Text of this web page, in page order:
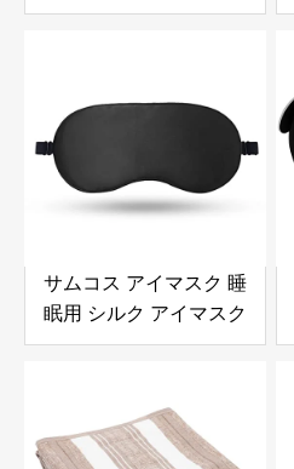
クブルー 150g
サムコス アイマスク 睡
眠用 シルク アイマスク
目隠し 柔らか サテンの
い 遮光 安眠 圧迫感な
し 洗濯可能 男女兼用
長さ調節可能 旅行 便利